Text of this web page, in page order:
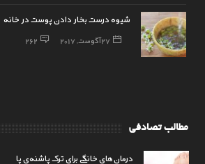
شیوه درست بخار دادن پوست در خانه
27 آگوست, 2017 262
مطالب تصادفی
درمان‌های خانگی برای ترک پاشنه‌ی پا